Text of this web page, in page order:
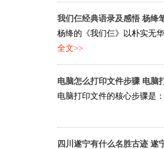
我们仨经典语录及感悟 杨绛
杨绛的《我们仨》以朴实无
全文>>
电脑怎么打印文件步骤 电脑
电脑打印文件的核心步骤是
四川遂宁有什么名胜古迹 遂